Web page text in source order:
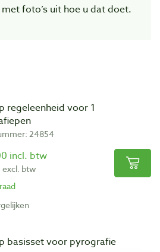
foto’s uit hoe u dat doet.
regeleenheid voor 1
24854
incl. btw
excl. btw
basisset voor pyrografie